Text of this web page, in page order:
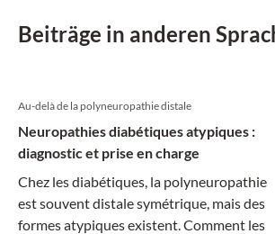
Beiträge in anderen
Au-delà de la polyneuropathie distale
Neuropathies diabétiques atypiques :
diagnostic et prise en charge
Chez les diabétiques, la polyneuropathie
est souvent distale symétrique, mais des
formes atypiques existent. Comment les